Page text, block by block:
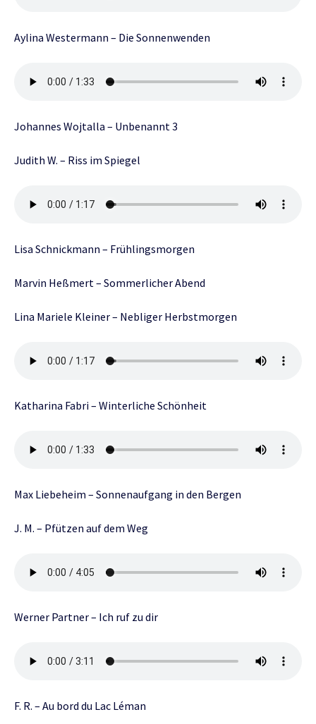
Aylina Westermann – Die Sonnenwenden
Johannes Wojtalla – Unbenannt 3
Judith W. – Riss im Spiegel
Lisa Schnickmann – Frühlingsmorgen
Marvin Heßmert – Sommerlicher Abend
Lina Mariele Kleiner – Nebliger Herbstmorgen
Katharina Fabri – Winterliche Schönheit
Max Liebeheim – Sonnenaufgang in den Bergen
J. M. – Pfützen auf dem Weg
Werner Partner – Ich ruf zu dir
F. R. – Au bord du Lac Léman